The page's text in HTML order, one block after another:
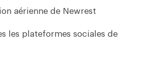
aérienne de Newrest
les plateformes sociales de